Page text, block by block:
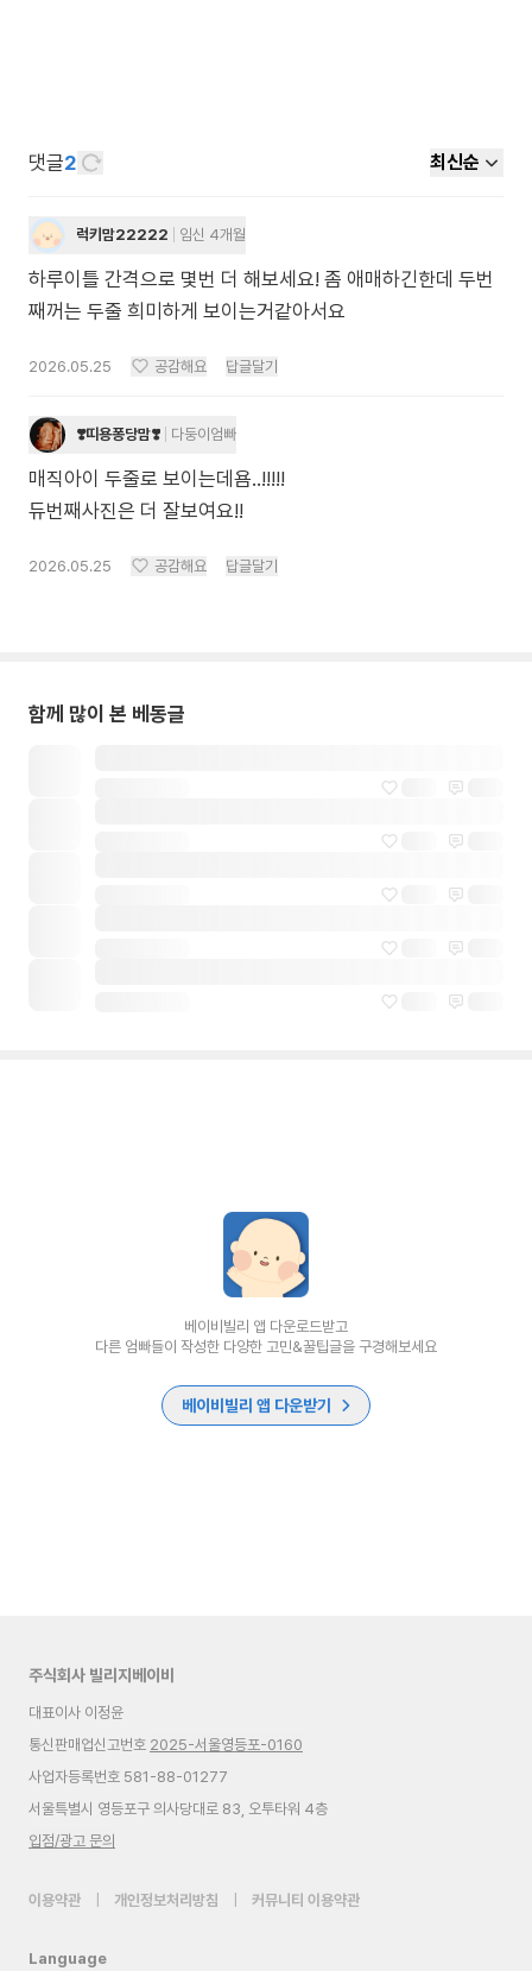
댓글2 최신순
럭키맘22222 임신 4개월
하루이틀 간격으로 몇번 더 해보세요! 좀 애매하긴한데 두번
째꺼는 두줄 희미하게 보이는거같아서요
2026.05.25 공감해요 답글달기
❣️띠용퐁당맘❣️ 다둥이엄빠
매직아이 두줄로 보이는데욤..!!!!!
듀번째사진은 더 잘보여요!!
2026.05.25 공감해요 답글달기
함께 많이 본 베동글
베이비빌리 앱 다운로드받고
다른 엄빠들이 작성한 다양한 고민&꿀팁글을 구경해보세요
베이비빌리 앱 다운받기
주식회사 빌리지베이비
대표이사 이정윤
통신판매업신고번호 2025-서울영등포-0160
사업자등록번호 581-88-01277
서울특별시 영등포구 의사당대로 83, 오투타워 4층
입점/광고 문의
이용약관 개인정보처리방침 커뮤니티 이용약관
Language